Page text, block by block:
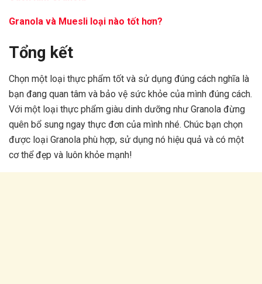
Granola và Muesli loại nào tốt hơn?
Tổng kết
Chọn một loại thực phẩm tốt và sử dụng đúng cách nghĩa là
bạn đang quan tâm và bảo vệ sức khỏe của mình đúng cách.
Với một loại thực phẩm giàu dinh dưỡng như Granola đừng
quên bổ sung ngay thực đơn của mình nhé. Chúc bạn chọn
được loại Granola phù hợp, sử dụng nó hiệu quả và có một
cơ thể đẹp và luôn khỏe mạnh!